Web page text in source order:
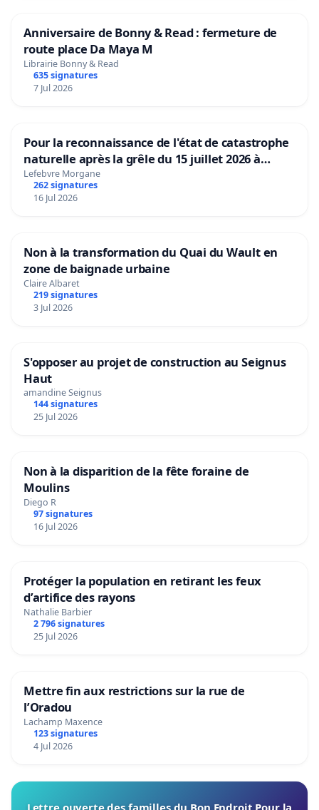
Anniversaire de Bonny & Read : fermeture de
route place Da Maya M
Librairie Bonny & Read
635 signatures
7 Jul 2026
Pour la reconnaissance de l'état de catastrophe
naturelle après la grêle du 15 juillet 2026 à
Aubenas et ses alentours
Lefebvre Morgane
262 signatures
16 Jul 2026
Non à la transformation du Quai du Wault en
zone de baignade urbaine
Claire Albaret
219 signatures
3 Jul 2026
S'opposer au projet de construction au Seignus
Haut
amandine Seignus
144 signatures
25 Jul 2026
Non à la disparition de la fête foraine de
Moulins
Diego R
97 signatures
16 Jul 2026
Protéger la population en retirant les feux
d’artifice des rayons
Nathalie Barbier
2 796 signatures
25 Jul 2026
Mettre fin aux restrictions sur la rue de
l’Oradou
Lachamp Maxence
123 signatures
4 Jul 2026
Lettre ouverte des familles du Bon Endroit Pour la